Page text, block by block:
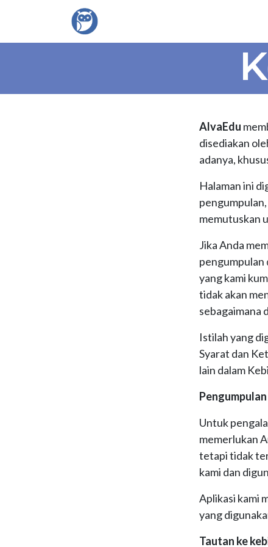
AlvaEdu
disediakan
adanya,
Halaman ini
memutuskan
Jika Anda
pengumpulan
yang kami
tidak akan
sebagaimana
Istilah yang
Syarat dan
lain dalam
Untuk
memerlukan
tetapi tidak
kami dan
Aplikasi kami
yang
Tautan ke